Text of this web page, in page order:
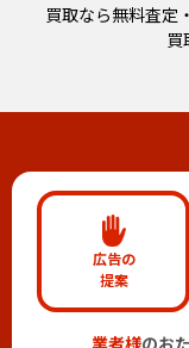
買取なら無料査定
買
広告の
提案
業者様のお